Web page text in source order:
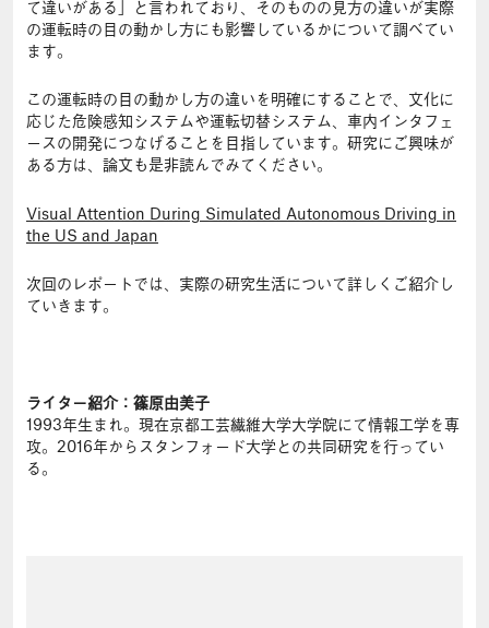
て違いがある」と言われており、そのものの見方の違いが実際
の運転時の目の動かし方にも影響しているかについて調べてい
ます。
この運転時の目の動かし方の違いを明確にすることで、文化に
応じた危険感知システムや運転切替システム、車内インタフェ
ースの開発につなげることを目指しています。研究にご興味が
ある方は、論文も是非読んでみてください。
Visual Attention During Simulated Autonomous Driving in
the US and Japan
次回のレポートでは、実際の研究生活について詳しくご紹介し
ていきます。
ライター紹介：篠原由美子
1993年生まれ。現在京都工芸繊維大学大学院にて情報工学を専
攻。2016年からスタンフォード大学との共同研究を行ってい
る。